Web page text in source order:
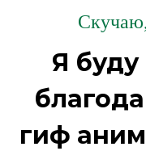
Я буду
гиф